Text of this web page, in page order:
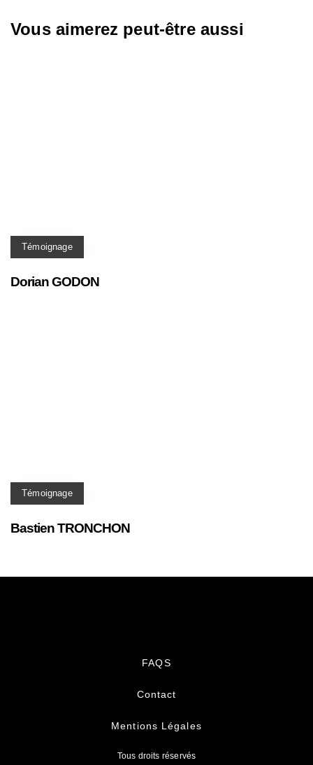
Vous aimerez peut-être aussi
Témoignage
Dorian GODON
Témoignage
Bastien TRONCHON
FAQS
Contact
Mentions Légales
Tous droits réservés